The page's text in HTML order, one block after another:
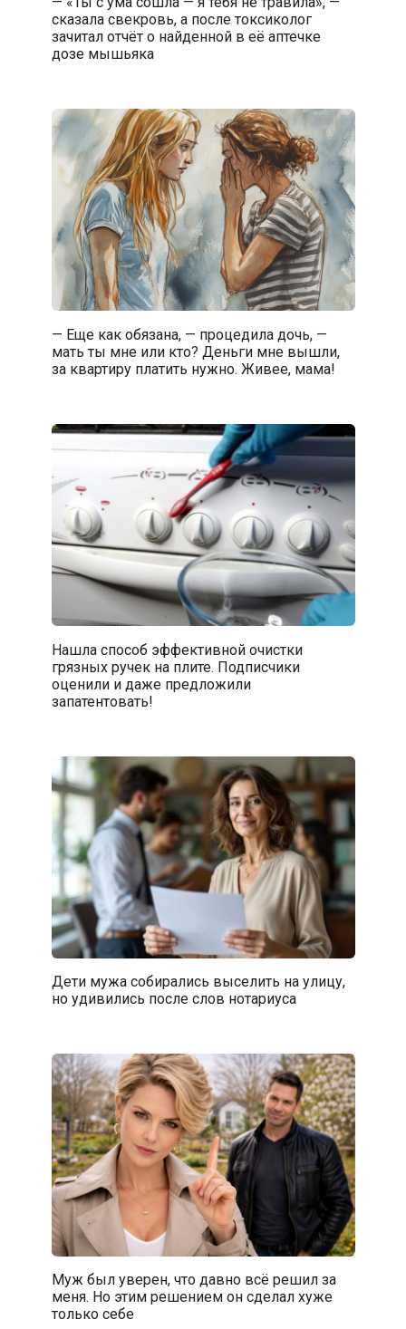
сказала свекровь, а после токсиколог
зачитал отчёт о найденной в её аптечке
дозе мышьяка
— Еще как обязана, — процедила дочь, —
мать ты мне или кто? Деньги мне вышли,
за квартиру платить нужно. Живее, мама!
Нашла способ эффективной очистки
грязных ручек на плите. Подписчики
оценили и даже предложили
запатентовать!
Дети мужа собирались выселить на улицу,
но удивились после слов нотариуса
Муж был уверен, что давно всё решил за
меня. Но этим решением он сделал хуже
только себе